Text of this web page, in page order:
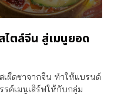
ไตล์จีน สู่เมนูยอด
เผ็ดชาจากจีน ทำให้แบรนด์
รค์เมนูเสิร์ฟให้กับกลุ่ม